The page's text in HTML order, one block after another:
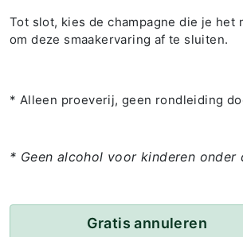
Tot slot, kies de champagne die je het
om deze smaakervaring af te sluiten.
* Alleen proeverij, geen rondleiding
* Geen alcohol voor kinderen onder
Gratis annuleren